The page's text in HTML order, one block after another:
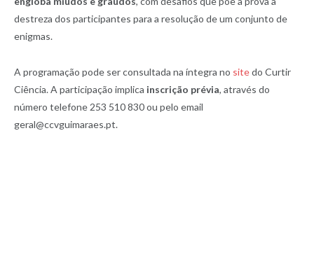
destreza dos participantes para a resolução de um conjunto de
enigmas.
A programação pode ser consultada na íntegra no sitedo Curtir
Ciência. A participação implica inscrição prévia, através do
número telefone 253 510 830 ou pelo email
geral@ccvguimaraes.pt.